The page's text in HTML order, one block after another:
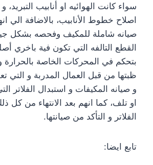
سواء كانت الهوائيه او أنابيب التبريد،
اصلاح خطوط الأنابيب، بالاضافة الي
صيانه شاملة للمكيف وفحصه بشكل
القطع التالفه التي تكون فية باخري
بتحكم في المحركات الخاصة
ظبتها من قبل العمال المدربة و
و صيانه المكيفات و استبدال الفلاتر
او تلف، كما انهم بعد الانتهاء من
الفلاتر و التأكد من صيانتها.
تابع ايضا: